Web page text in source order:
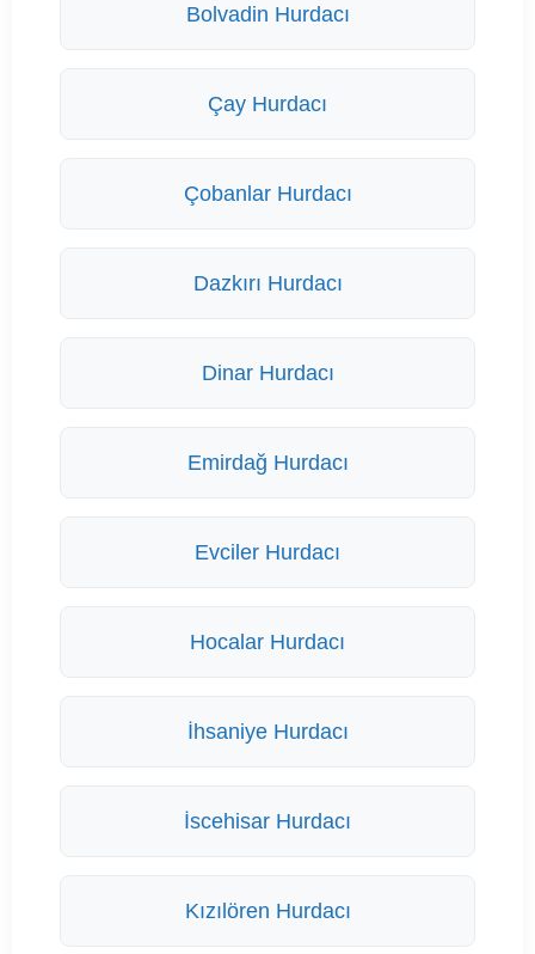
Bolvadin Hurdacı
Çay Hurdacı
Çobanlar Hurdacı
Dazkırı Hurdacı
Dinar Hurdacı
Emirdağ Hurdacı
Evciler Hurdacı
Hocalar Hurdacı
İhsaniye Hurdacı
İscehisar Hurdacı
Kızılören Hurdacı